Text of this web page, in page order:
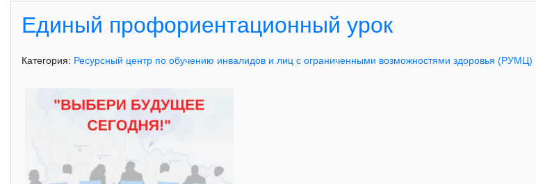
Единый профориентационный урок
Категория: Ресурсный центр по обучению инвалидов и лиц с ограниченными возможностями здоровья (РУМЦ)